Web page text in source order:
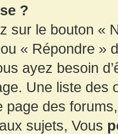
?
sur le bouton «
« Répondre »
ayez besoin
Une liste des
page des
sujets, Vous